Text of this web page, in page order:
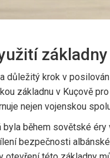
důležitý krok v
základnu v Kuçově
nejen vojenskou
byla během sovětské
bezpečnosti